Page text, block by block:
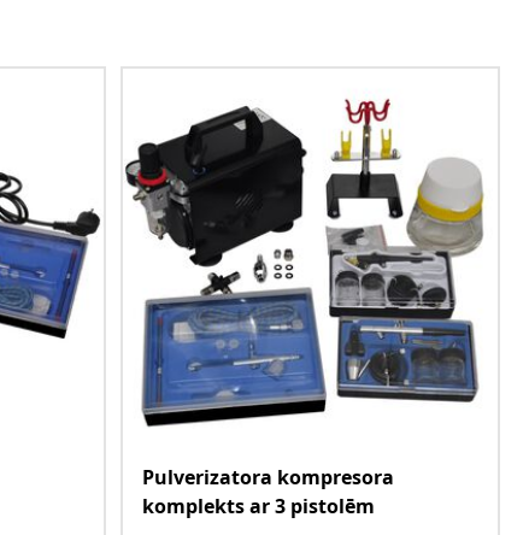
Pulverizatora kompresora
komplekts ar 3 pistolēm